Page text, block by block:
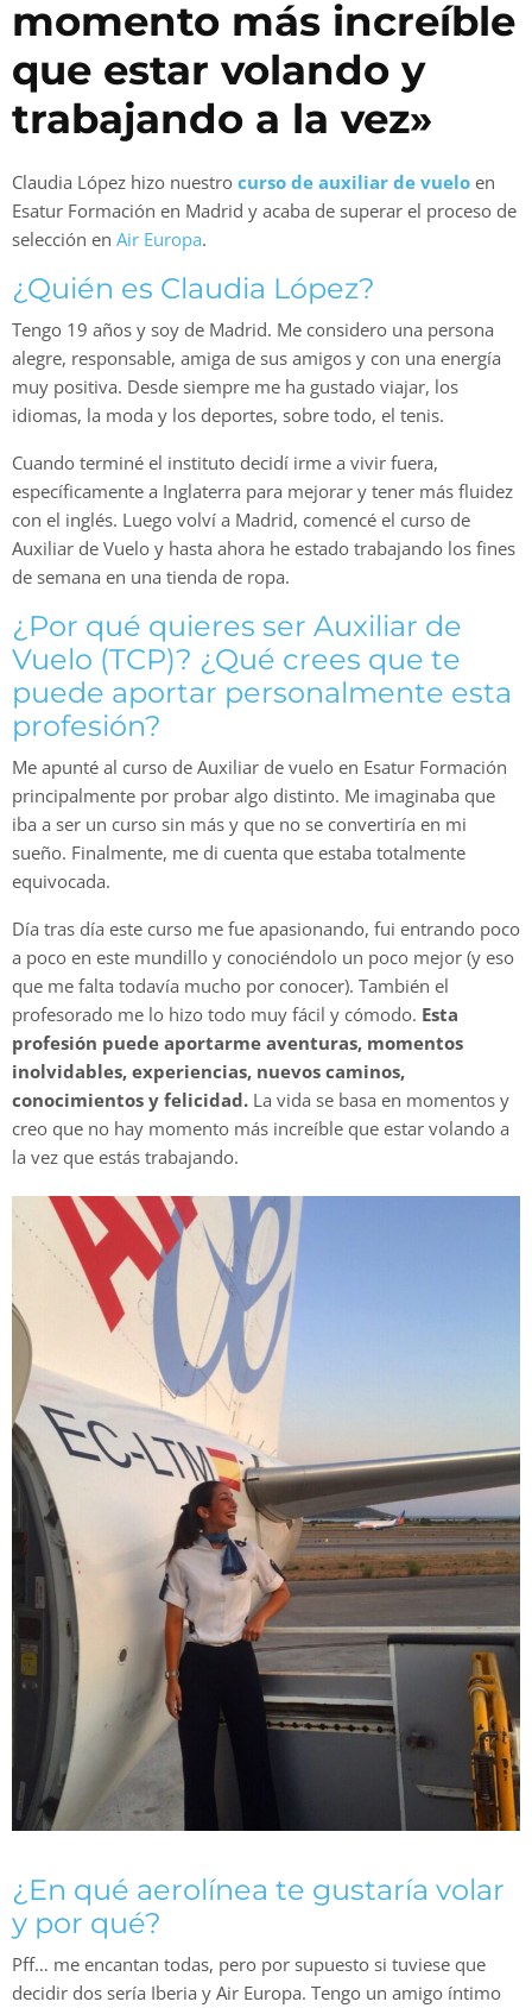
momento más increíble
que estar volando y
trabajando a la vez»
Claudia López hizo nuestro curso de auxiliar de vuelo en
Esatur Formación en Madrid y acaba de superar el proceso de
selección en Air Europa.
¿Quién es Claudia López?
Tengo 19 años y soy de Madrid. Me considero una persona
alegre, responsable, amiga de sus amigos y con una energía
muy positiva. Desde siempre me ha gustado viajar, los
idiomas, la moda y los deportes, sobre todo, el tenis.
Cuando terminé el instituto decidí irme a vivir fuera,
específicamente a Inglaterra para mejorar y tener más fluidez
con el inglés. Luego volví a Madrid, comencé el curso de
Auxiliar de Vuelo y hasta ahora he estado trabajando los fines
de semana en una tienda de ropa.
¿Por qué quieres ser Auxiliar de
Vuelo (TCP)? ¿Qué crees que te
puede aportar personalmente esta
profesión?
Me apunté al curso de Auxiliar de vuelo en Esatur Formación
principalmente por probar algo distinto. Me imaginaba que
iba a ser un curso sin más y que no se convertiría en mi
sueño. Finalmente, me di cuenta que estaba totalmente
equivocada.
Día tras día este curso me fue apasionando, fui entrando poco
a poco en este mundillo y conociéndolo un poco mejor (y eso
que me falta todavía mucho por conocer). También el
profesorado me lo hizo todo muy fácil y cómodo. Esta
profesión puede aportarme aventuras, momentos
inolvidables, experiencias, nuevos caminos,
conocimientos y felicidad. La vida se basa en momentos y
creo que no hay momento más increíble que estar volando a
la vez que estás trabajando.
¿En qué aerolínea te gustaría volar
y por qué?
Pff… me encantan todas, pero por supuesto si tuviese que
decidir dos sería Iberia y Air Europa. Tengo un amigo íntimo